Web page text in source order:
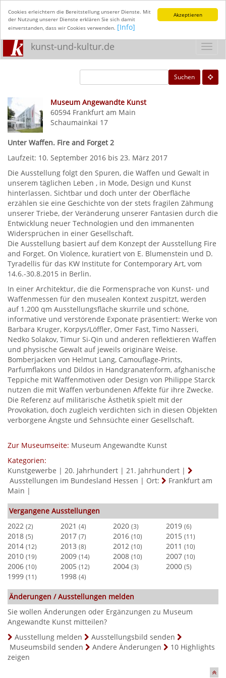
Akzeptieren
Cookies erleichtern die Bereitstellung unserer Dienste. Mit
der Nutzung unserer Dienste erklären Sie sich damit
einverstanden, dass wir Cookies verwenden. [Info]
kunst-und-kultur.de
Suchen
Museum Angewandte Kunst
60594 Frankfurt am Main
Schaumainkai 17
Unter Waffen. Fire and Forget 2
Laufzeit: 10. September 2016 bis 23. März 2017
Die Ausstellung folgt den Spuren, die Waffen und Gewalt in
unserem täglichen Leben , in Mode, Design und Kunst
hinterlassen. Sichtbar und doch unter der Oberfläche
erzählen sie eine Geschichte von der stets fragilen Zähmung
unserer Triebe, der Veränderung unserer Fantasien durch die
Entwicklung neuer Technologien und den immanenten
Widersprüchen in einer Gesellschaft.
Die Ausstellung basiert auf dem Konzept der Ausstellung Fire
and Forget. On Violence, kuratiert von E. Blumenstein und D.
Tyradellis für das KW Institute for Contemporary Art, vom
14.6.-30.8.2015 in Berlin.
In einer Architektur, die die Formensprache von Kunst- und
Waffenmessen für den musealen Kontext zuspitzt, werden
auf 1.200 qm Ausstellungsfläche skurrile und schöne,
informative und verstörende Exponate präsentiert: Werke von
Barbara Kruger, Korpys/Löffler, Omer Fast, Timo Nasseri,
Nedko Solakov, Timur Si-Qin und anderen reflektieren Waffen
und physische Gewalt auf jeweils originäre Weise.
Bomberjacken von Helmut Lang, Camouflage-Prints,
Parfumflakons und Dildos in Handgranatenform, afghanische
Teppiche mit Waffenmotiven oder Design von Philippe Starck
nutzen die mit Waffen verbundenen Affekte für ihre Zwecke.
Die Referenz auf militärische Ästhetik spielt mit der
Provokation, doch zugleich verdichten sich in diesen Objekten
verborgene Ängste und Sehnsüchte einer Gesellschaft.
Zur Museumseite: Museum Angewandte Kunst
Kategorien:
Kunstgewerbe | 20. Jahrhundert | 21. Jahrhundert |
Ausstellungen im Bundesland Hessen | Ort:
Frankfurt am
Main |
Vergangene Ausstellungen
2022 (2) 2021 (4) 2020 (3) 2019 (6)
2018 (5) 2017 (7) 2016 (10) 2015 (11)
2014 (12) 2013 (8) 2012 (10) 2011 (10)
2010 (19) 2009 (14) 2008 (10) 2007 (10)
2006 (10) 2005 (12) 2004 (3) 2000 (5)
1999 (11) 1998 (4)
Änderungen / Ausstellungen melden
Sie wollen Änderungen oder Ergänzungen zu Museum
Angewandte Kunst mitteilen?
Ausstellung melden
Ausstellungsbild senden
Museumsbild senden
Andere Änderungen
10 Highlights
zeigen